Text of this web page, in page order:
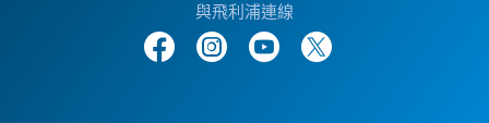
與飛利浦連線